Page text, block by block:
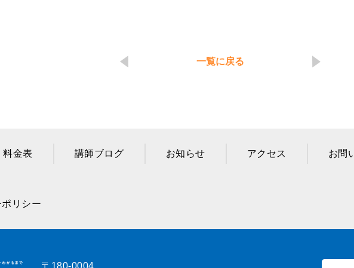
一覧に戻る
料金表 講師ブログ お知らせ アクセス お問
リシー
〒180-0004